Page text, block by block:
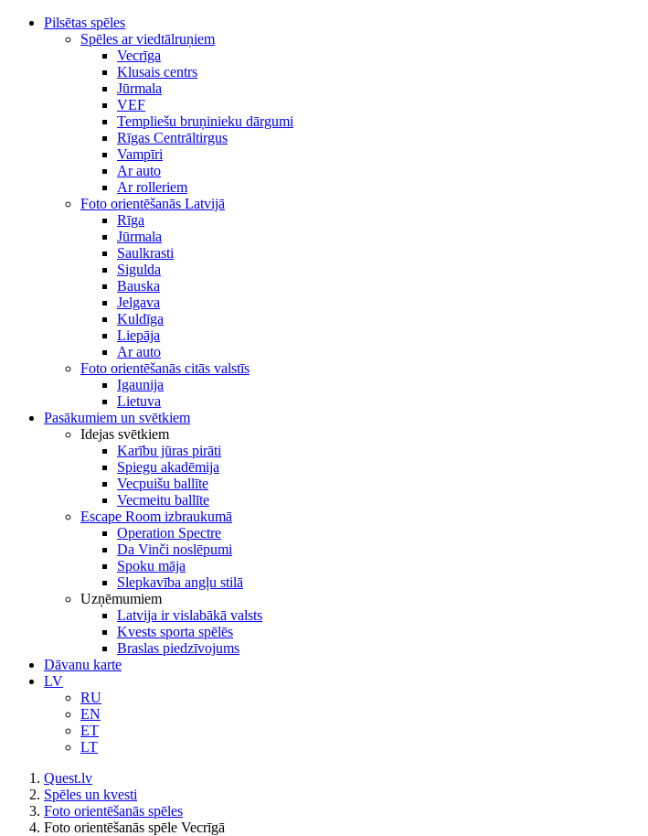
Pilsētas spēles
Spēles ar viedtālruņiem
Vecrīga
Klusais centrs
Jūrmala
VEF
Templiešu bruņinieku dārgumi
Rīgas Centrāltirgus
Vampīri
Ar auto
Ar rolleriem
Foto orientēšanās Latvijā
Rīga
Jūrmala
Saulkrasti
Sigulda
Bauska
Jelgava
Kuldīga
Liepāja
Ar auto
Foto orientēšanās citās valstīs
Igaunija
Lietuva
Pasākumiem un svētkiem
Idejas svētkiem
Karību jūras pirāti
Spiegu akadēmija
Vecpuišu ballīte
Vecmeitu ballīte
Escape Room izbraukumā
Operation Spectre
Da Vinči noslēpumi
Spoku māja
Slepkavība angļu stilā
Uzņēmumiem
Latvija ir vislabākā valsts
Kvests sporta spēlēs
Braslas piedzīvojums
Dāvanu karte
LV
RU
EN
ET
LT
Quest.lv
Spēles un kvesti
Foto orientēšanās spēles
Foto orientēšanās spēle Vecrīgā